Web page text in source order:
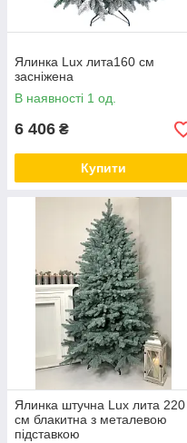
Ялинка Lux лита160 см
засніжена
В наявності 1 од.
6 406 ₴
Купити
Ялинка штучна Lux лита 220
см блакитна з металевою
підставкою